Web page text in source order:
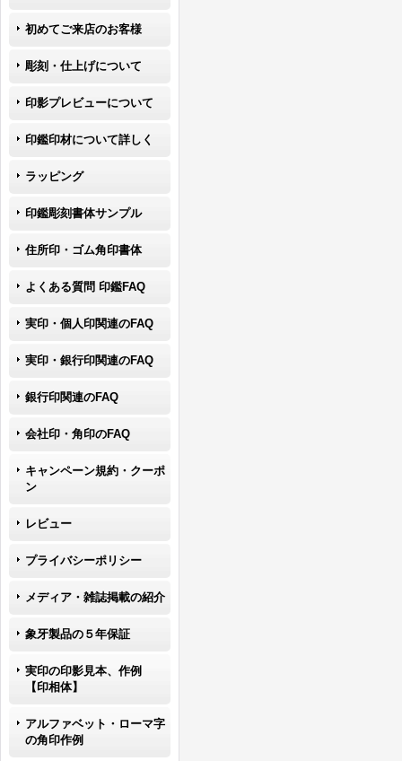
初めてご来店のお客様
彫刻・仕上げについて
印影プレビューについて
印鑑印材について詳しく
ラッピング
印鑑彫刻書体サンプル
住所印・ゴム角印書体
よくある質問 印鑑FAQ
実印・個人印関連のFAQ
実印・銀行印関連のFAQ
銀行印関連のFAQ
会社印・角印のFAQ
キャンペーン規約・クーポ
ン
レビュー
プライバシーポリシー
メディア・雑誌掲載の紹介
象牙製品の５年保証
実印の印影見本、作例
【印相体】
アルファベット・ローマ字
の角印作例